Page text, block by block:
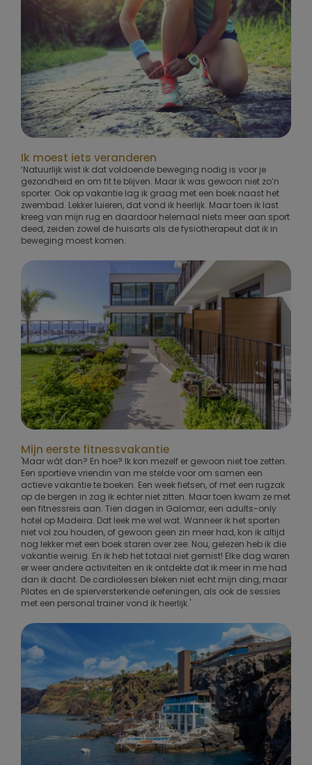
Ik moest iets veranderen
‘Natuurlijk wist ik dat voldoende beweging nodig is voor je
gezondheid en om fit te blijven. Maar ik was gewoon niet zo’n
sporter. Ook op vakantie lag ik graag met een boek naast het
zwembad. Lekker luieren, dat vond ik heerlijk. Maar toen ik last
kreeg van mijn rug en daardoor helemaal niets meer aan sport
deed, zeiden zowel de huisarts als de fysiotherapeut dat ik in
beweging moest komen.
Mijn eerste fitnessvakantie
'Maar wát dan? En hoe? Ik kon mezelf er gewoon niet toe zetten.
Een sportieve vriendin van me stelde voor om samen een
actieve vakantie te boeken. Een week fietsen, of met een rugzak
op de bergen in zag ik echter niet zitten. Maar toen kwam ze met
een fitnessreis aan. Tien dagen in Galomar, een adults-only
hotel op Madeira. Dat leek me wel wat. Wanneer ik het sporten
niet vol zou houden, of gewoon geen zin meer had, kon ik altijd
nog lekker met een boek staren over zee. Nou, gelezen heb ik die
vakantie weinig. En ik heb het totaal niet gemist! Elke dag waren
er weer andere activiteiten en ik ontdekte dat ik meer in me had
dan ik dacht. De cardiolessen bleken niet echt mijn ding, maar
Pilates en de spierversterkende oefeningen, als ook de sessies
met een personal trainer vond ik heerlijk.'